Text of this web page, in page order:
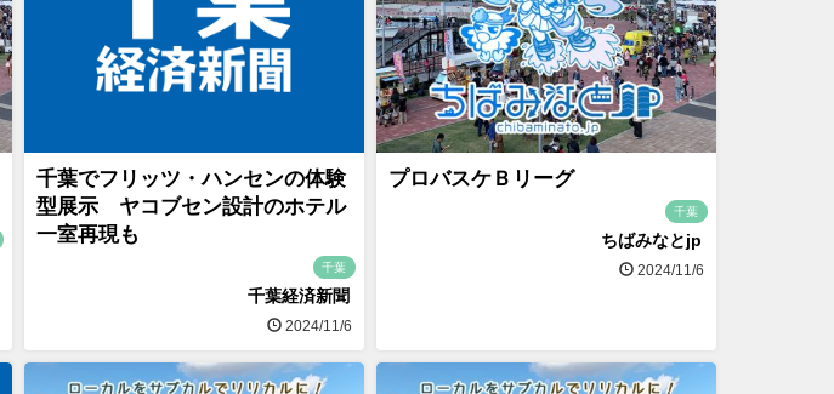
千葉でフリッツ・ハンセンの体験
型展示 ヤコブセン設計のホテル
一室再現も
千葉
千葉経済新聞
2024/11/6
プロバスケＢリーグ
千葉
ちばみなとjp
2024/11/6